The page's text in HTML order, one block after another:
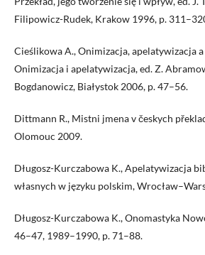
Filipowicz-Rudek, Krakow 1996, p.
Cieślikowa A., Onimizacja, apelatywizacja
Onimizacja i apelatywizacja, ed. Z.
Bogdanowicz, Białystok 2006, p. 47–56.
Dittmann R., Mistni jmena v českych
Olomouc 2009.
Długosz-Kurczabowa K., Apelatywizacja
własnych w języku polskim,
Długosz-Kurczabowa K., Onomastyka
46–47, 1989–1990, p. 71–88.